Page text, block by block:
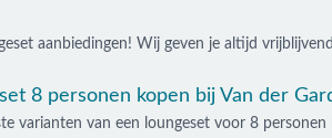
aanbiedingen! Wij geven je altijd
8 personen kopen bij Van der
varianten van een loungeset voor 8